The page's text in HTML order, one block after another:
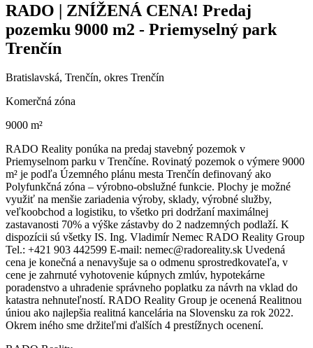
RADO | ZNÍŽENÁ CENA! Predaj
pozemku 9000 m2 - Priemyselný park
Trenčín
Bratislavská, Trenčín, okres Trenčín
Komerčná zóna
9000 m²
RADO Reality ponúka na predaj stavebný pozemok v
Priemyselnom parku v Trenčíne. Rovinatý pozemok o výmere 9000
m² je podľa Územného plánu mesta Trenčín definovaný ako
Polyfunkčná zóna – výrobno-obslužné funkcie. Plochy je možné
využiť na menšie zariadenia výroby, sklady, výrobné služby,
veľkoobchod a logistiku, to všetko pri dodržaní maximálnej
zastavanosti 70% a výške zástavby do 2 nadzemných podlaží. K
dispozícii sú všetky IS. Ing. Vladimír Nemec RADO Reality Group
Tel.: +421 903 442599 E-mail: nemec@radoreality.sk Uvedená
cena je konečná a nenavyšuje sa o odmenu sprostredkovateľa, v
cene je zahrnuté vyhotovenie kúpnych zmlúv, hypotekárne
poradenstvo a uhradenie správneho poplatku za návrh na vklad do
katastra nehnuteľností. RADO Reality Group je ocenená Realitnou
úniou ako najlepšia realitná kancelária na Slovensku za rok 2022.
Okrem iného sme držiteľmi ďalších 4 prestížnych ocenení.